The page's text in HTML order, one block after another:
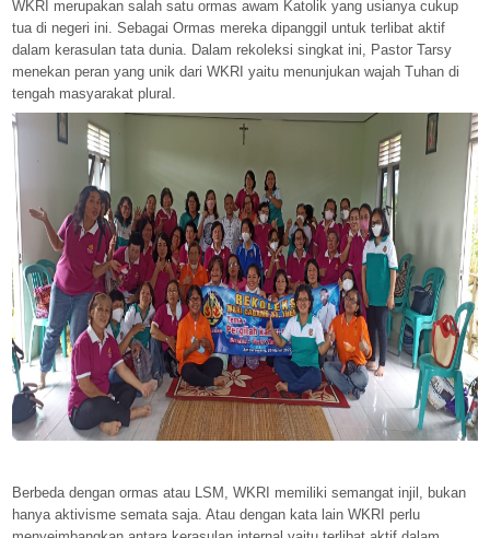
WKRI merupakan salah satu ormas awam Katolik yang usianya cukup
tua di negeri ini. Sebagai Ormas mereka dipanggil untuk terlibat aktif
dalam kerasulan tata dunia. Dalam rekoleksi singkat ini, Pastor Tarsy
menekan peran yang unik dari WKRI yaitu menunjukan wajah Tuhan di
tengah masyarakat plural.
Berbeda dengan ormas atau LSM, WKRI memiliki semangat injil, bukan
hanya aktivisme semata saja. Atau dengan kata lain WKRI perlu